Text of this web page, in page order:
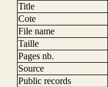
Title
Cote
File name
Taille
Pages nb.
Source
Public records